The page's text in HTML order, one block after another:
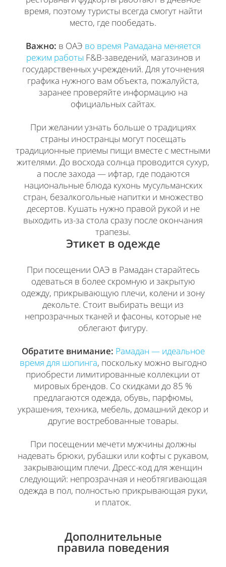
время, поэтому туристы всегда смогут найти
место, где пообедать.
Важно: в ОАЭ во время Рамадана меняется
режим работы F&B-заведений, магазинов и
государственных учреждений. Для уточнения
графика нужного вам объекта, пожалуйста,
заранее проверяйте информацию на
официальных сайтах.
При желании узнать больше о традициях
страны иностранцы могут посещать
традиционные приемы пищи вместе с местными
жителями. До восхода солнца проводится сухур,
а после захода — ифтар, где подаются
национальные блюда кухонь мусульманских
стран, безалкогольные напитки и множество
десертов. Кушать нужно правой рукой и не
выходить из-за стола сразу после окончания
трапезы.
Этикет в одежде
При посещении ОАЭ в Рамадан старайтесь
одеваться в более скромную и закрытую
одежду, прикрывающую плечи, колени и зону
декольте. Стоит выбирать вещи из
непрозрачных тканей и фасоны, которые не
облегают фигуру.
Обратите внимание: Рамадан — идеальное
время для шопинга, поскольку можно выгодно
приобрести лимитированные коллекции от
мировых брендов. Со скидками до 85 %
предлагаются одежда, обувь, парфюмы,
украшения, техника, мебель, домашний декор и
другие востребованные товары.
При посещении мечети мужчины должны
надевать брюки, рубашки или кофты с рукавом,
закрывающим плечи. Дресс-код для женщин
следующий: непрозрачная и необтягивающая
одежда в пол, полностью прикрывающая руки,
и платок.
Дополнительные
правила поведения